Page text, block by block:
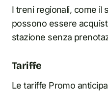
I treni regionali, come il
possono essere
stazione senza
Tariffe
Le tariffe Promo